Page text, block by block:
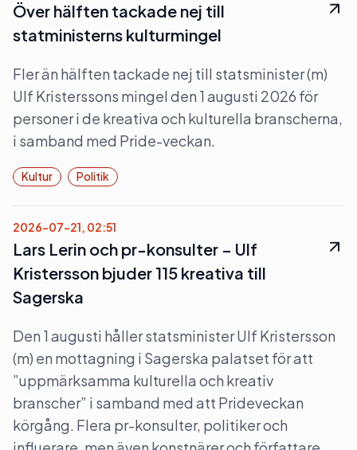
Över hälften tackade nej till
statministerns kulturmingel
Fler än hälften tackade nej till statsminister (m)
Ulf Kristerssons mingel den 1 augusti 2026 för
personer i de kreativa och kulturella branscherna,
i samband med Pride-veckan.
Kultur Politik
2026-07-21, 02:51
Lars Lerin och pr-konsulter – Ulf
Kristersson bjuder 115 kreativa till
Sagerska
Den 1 augusti håller statsminister Ulf Kristersson
(m) en mottagning i Sagerska palatset för att
”uppmärksamma kulturella och kreativ
branscher” i samband med att Prideveckan
körgång. Flera pr-konsulter, politiker och